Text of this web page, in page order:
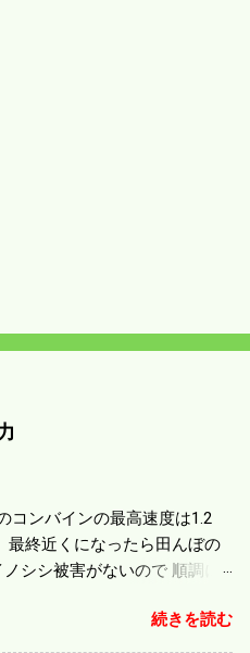
コンバインの最高速度は1.2
最終近くになったら田んぼの
シシ被害がないので 順調に
ｍ/hrになり 幅は約2ｍだから
力がある。 実際は回転した
続きを読む